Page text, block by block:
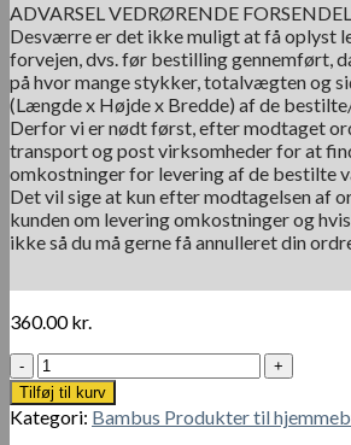
ADVARSEL VEDRØRENDE
Desværre er det ikke muligt at få oplyst
forvejen, dvs. før bestilling gennemført,
på hvor mange stykker, totalvægten og
(Længde x Højde x Bredde) af de
Derfor vi er nødt først, efter modtaget
transport og post virksomheder for at
omkostninger for levering af de bestilte
Det vil sige at kun efter modtagelsen af
kunden om levering omkostninger og
ikke så du må gerne få annulleret din
360.00kr.
Containersæt
Til
Bambusfiberkøkken
antal
Tilføj til kurv
Kategori: Bambus Produkter til